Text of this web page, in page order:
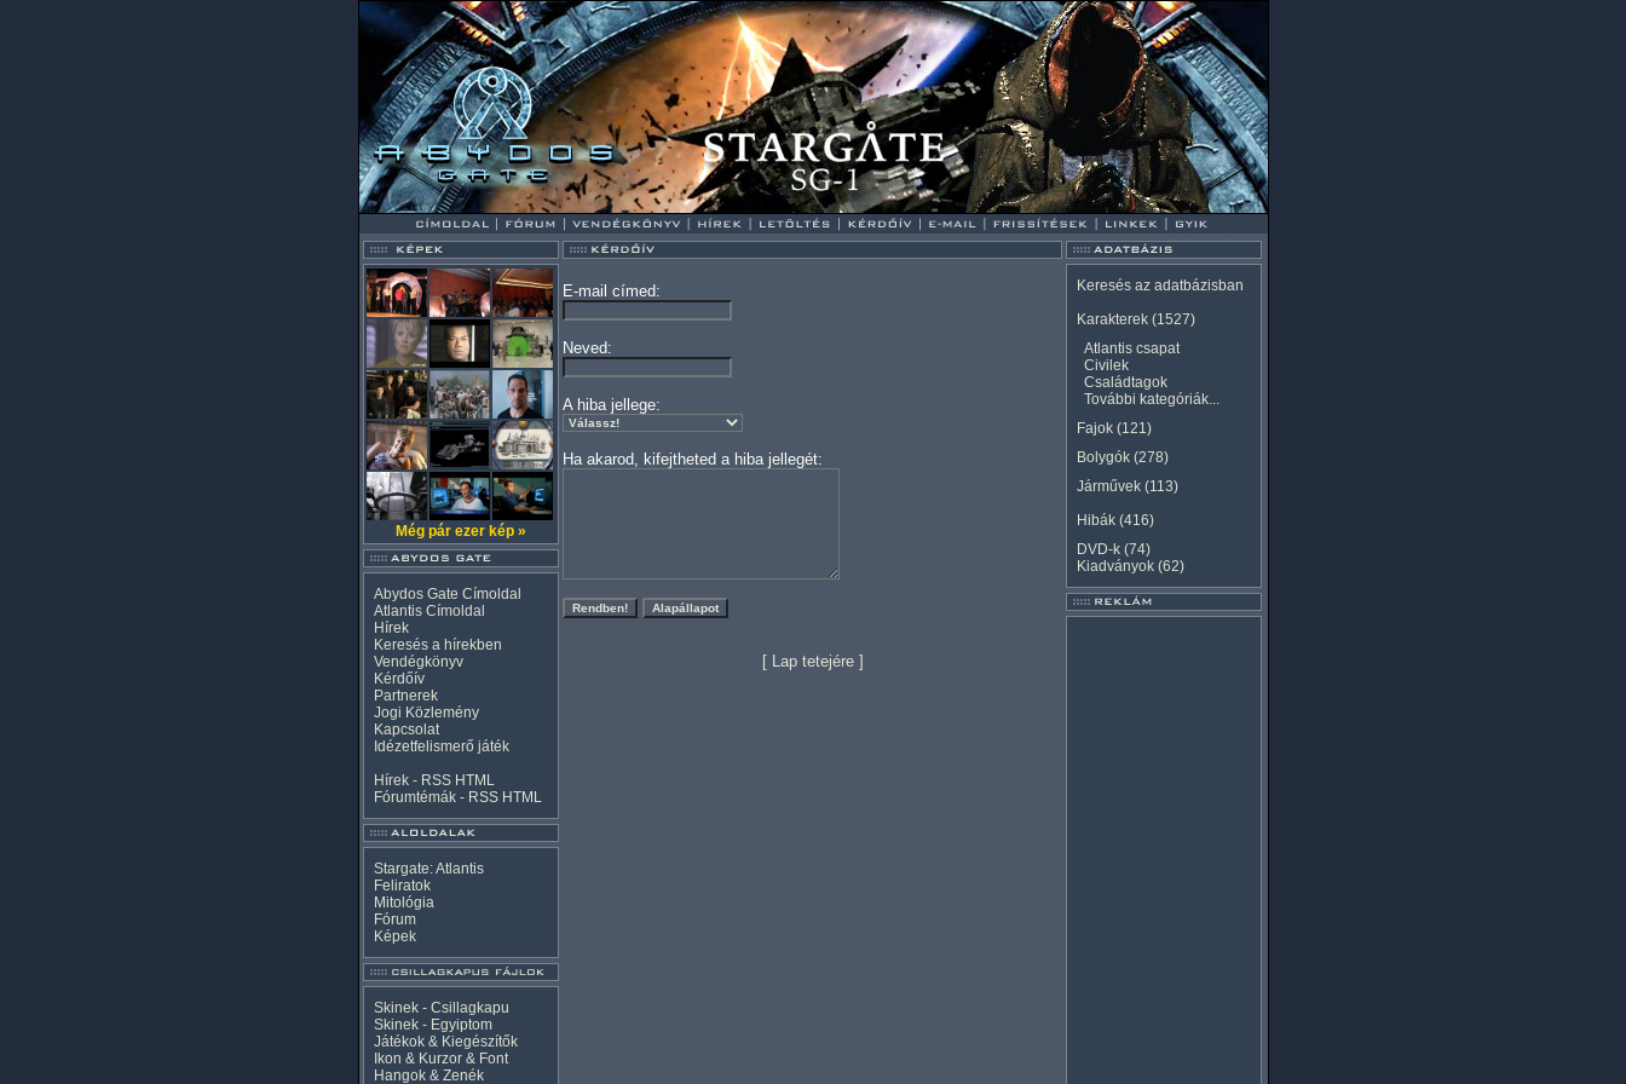
Még pár ezer kép »
Abydos Gate Címoldal
Atlantis Címoldal
Hírek
Keresés a hírekben
Vendégkönyv
Kérdőív
Partnerek
Jogi Közlemény
Kapcsolat
Idézetfelismerő játék
Hírek - RSS HTML
Fórumtémák - RSS HTML
Stargate: Atlantis
Feliratok
Mitológia
Fórum
Képek
Skinek - Csillagkapu
Skinek - Egyiptom
Játékok & Kiegészítők
Ikon & Kurzor & Font
Hangok & Zenék
E-mail címed:
Neved:
A hiba jellege:
Ha akarod, kifejtheted a hiba jellegét:
[ Lap tetejére]
Keresés az adatbázisban
Karakterek (1527)
Atlantis csapat
Civilek
Családtagok
További kategóriák...
Fajok (121)
Bolygók (278)
Járművek (113)
Hibák (416)
DVD-k (74)
Kiadványok (62)